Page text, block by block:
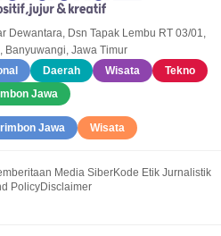
Dewantara, Dsn Tapak Lembu RT 03/01,
Banyuwangi, Jawa Timur
Daerah Wisata
Tekno
Jawa
Jawa Wisata
Media SiberKode Etik Jurnalistik
PolicyDisclaimer